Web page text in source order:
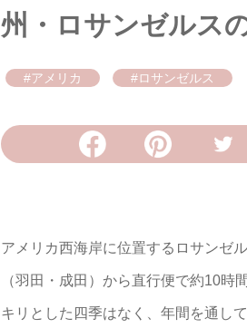
州・ロサンゼルス
#アメリカ #ロサンゼルス
アメリカ西海岸に位置するロサンゼ
（羽田・成田）から直行便で約10時
キリとした四季はなく、年間を通し